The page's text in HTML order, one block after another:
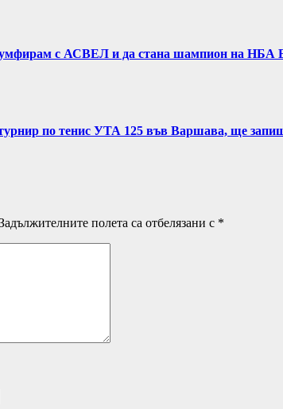
с АСВЕЛ и да стана шампион на НБА
по тенис УТА 125 във Варшава, ще
полета са отбелязани с *